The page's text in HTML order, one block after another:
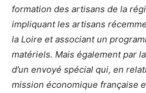
formation des artisans de la
impliquant les artisans
la Loire et associant un
matériels. Mais également par
d’un envoyé spécial qui, en
mission économique française